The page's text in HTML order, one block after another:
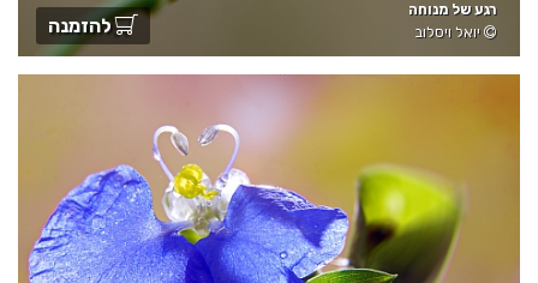
רגע של מנוחה
יואל ויסלוב
להזמנה